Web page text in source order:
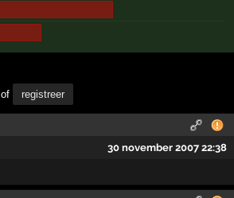
of registreer
30 november 2007 22:38